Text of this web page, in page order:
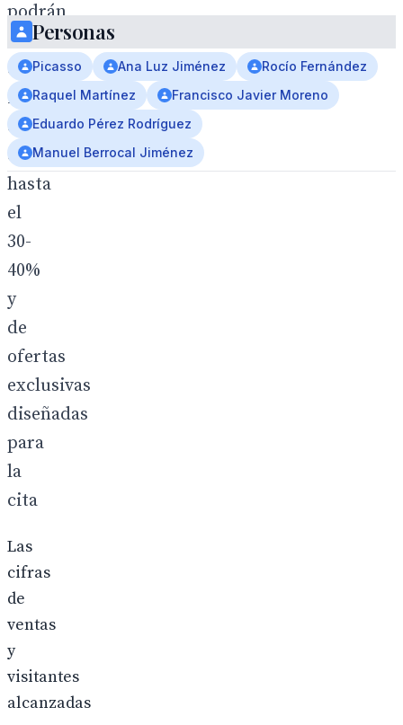
podrán
beneficiarse
de
interesantes
descuentos
de
hasta
el
30-
40%
y
de
ofertas
exclusivas
diseñadas
para
la
cita
Las
cifras
de
ventas
y
visitantes
alcanzadas
Personas
Picasso Ana Luz Jiménez
Rocío Fernández
Raquel Martínez
Francisco Javier Moreno
Eduardo Pérez Rodríguez
Manuel Berrocal Jiménez